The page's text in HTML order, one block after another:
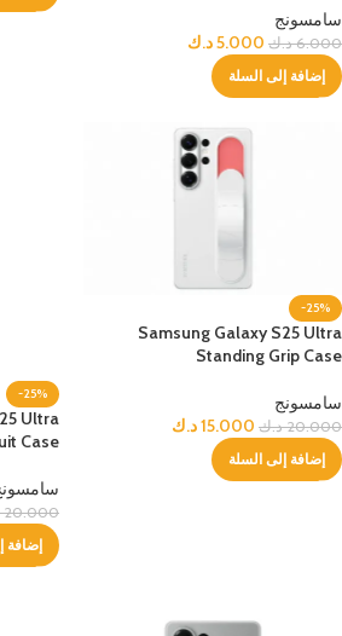
سامسونج
6.000 د.ك 5.000د.ك
إضافة إلى السلة
-25%
Samsung Galaxy S25 Ultra
Standing Grip Case
سامسونج
20.000 د.ك 15.000د.ك
إضافة إلى السلة
-25%
Ultra
Case
20.000
إضافة